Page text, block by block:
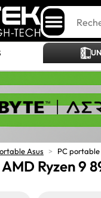
Asus > PC
Ryzen 9